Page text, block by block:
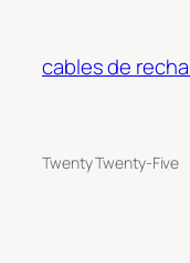
cables de
Twenty Twenty-Five